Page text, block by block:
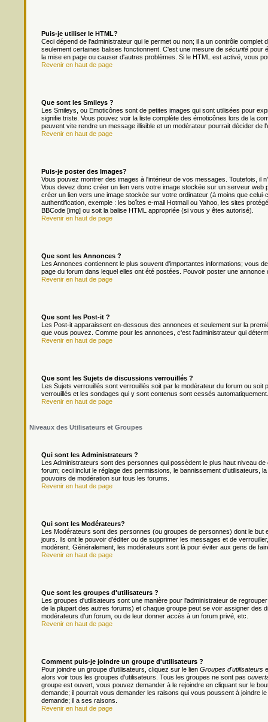
Puis-je utiliser le HTML?
Ceci dépend de l'administrateur qui le permet ou non; il a un contrôle
seulement certaines balises fonctionnent. C'est une mesure de sécurité pour
la mise en page ou causer d'autres problèmes. Si le HTML est activé, vous
Revenir en haut de page
Que sont les Smileys ?
Les Smileys, ou Emoticônes sont de petites images qui sont utilisées pour
signifie triste. Vous pouvez voir la liste complète des émoticônes lors de la
peuvent vite rendre un message illisible et un modérateur pourrait décider de
Revenir en haut de page
Puis-je poster des Images?
Vous pouvez montrer des images à l'intérieur de vos messages. Toutefois,
Vous devez donc créer un lien vers votre image stockée sur un serveur web
créer un lien vers une image stockée sur votre ordinateur (à moins que
authentification, exemple : les boîtes e-mail Hotmail ou Yahoo, les sites
BBCode [img] ou soit la balise HTML appropriée (si vous y êtes autorisé).
Revenir en haut de page
Que sont les Annonces ?
Les Annonces contiennent le plus souvent d'importantes informations; vous
page du forum dans lequel elles ont été postées. Pouvoir poster une
Revenir en haut de page
Que sont les Post-it ?
Les Post-it apparaissent en-dessous des annonces et seulement sur la
que vous pouvez. Comme pour les annonces, c'est l'administrateur qui
Revenir en haut de page
Que sont les Sujets de discussions verrouillés ?
Les Sujets verrouillés sont verrouillés soit par le modérateur du forum ou
verrouillés et les sondages qui y sont contenus sont cessés
Revenir en haut de page
Niveaux des Utilisateurs et Groupes
Qui sont les Administrateurs ?
Les Administrateurs sont des personnes qui possèdent le plus haut niveau
forum; ceci inclut le réglage des permissions, le bannissement d'utilisateurs,
pouvoirs de modération sur tous les forums.
Revenir en haut de page
Qui sont les Modérateurs?
Les Modérateurs sont des personnes (ou groupes de personnes) dont le
jours. Ils ont le pouvoir d'éditer ou de supprimer les messages et de
modèrent. Généralement, les modérateurs sont là pour éviter aux gens de
Revenir en haut de page
Que sont les groupes d'utilisateurs ?
Les groupes d'utilisateurs sont une manière pour l'administrateur de
de la plupart des autres forums) et chaque groupe peut se voir assigner des
modérateurs d'un forum, ou de leur donner accès à un forum privé, etc.
Revenir en haut de page
Comment puis-je joindre un groupe d'utilisateurs ?
Pour joindre un groupe d'utilisateurs, cliquez sur le lien Groupes d'utilisateurs
alors voir tous les groupes d'utilisateurs. Tous les groupes ne sont pas
groupe est ouvert, vous pouvez demander à le rejoindre en cliquant sur le
demande; il pourrait vous demander les raisons qui vous poussent à joindre
demande; il a ses raisons.
Revenir en haut de page